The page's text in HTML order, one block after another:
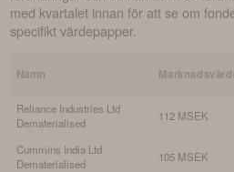
med kvartalet innan för att se om
specifikt värdepapper.
Namn
Reliance Industries Ltd
Dematerialised
112 MSEK
Cummins India Ltd
Dematerialised
105 MSEK